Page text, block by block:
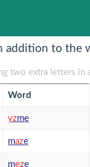
addition to the
two extra letters
Word
yzme
maze
meze